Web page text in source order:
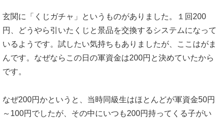
玄関に「くじガチャ」というものがありました。１回200
円、どうやら引いたくじと景品を交換するシステムになって
いるようです。試したい気持ちもありましたが、ここはがま
んです。なぜならこの日の軍資金は200円と決めていたから
です。
なぜ200円かというと、当時同級生はほとんどが軍資金50円
～100円でしたが、その中にいつも200円持ってくる子がい